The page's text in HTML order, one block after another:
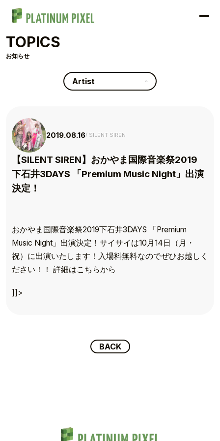
TOP
TOPICS
SCHEDULE
COMPANY
TOPICS
お知らせ
Artist
2019.08.16 SILENT SIREN
【SILENT SIREN】おかやま国際音楽祭2019
下石井3DAYS 「Premium Music Night」出演
決定！
おかやま国際音楽祭2019下石井3DAYS 「Premium
Music Night」出演決定！サイサイは10月14日（月・
祝）に出演いたします！入場料無料なのでぜひお越しく
ださい！！ 詳細はこちらから
]]>
BACK